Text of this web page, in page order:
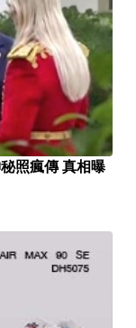
照瘋傳 真相曝